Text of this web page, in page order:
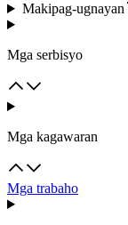
Makipag-ugnayan
Mga serbisyo
Mga kagawaran
Mga trabaho